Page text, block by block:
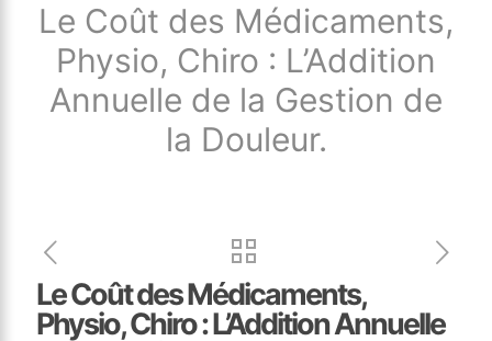
Le Coût des Médicaments,
Physio, Chiro : L’Addition
Annuelle de la Gestion de
la Douleur.
Le Coût des Médicaments,
Physio, Chiro : L’Addition Annuelle